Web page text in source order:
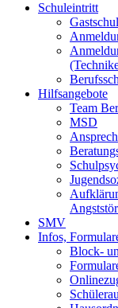
Schuleintritt
Hilfsangebote
Team
MSD
SMV
Infos,
Block-